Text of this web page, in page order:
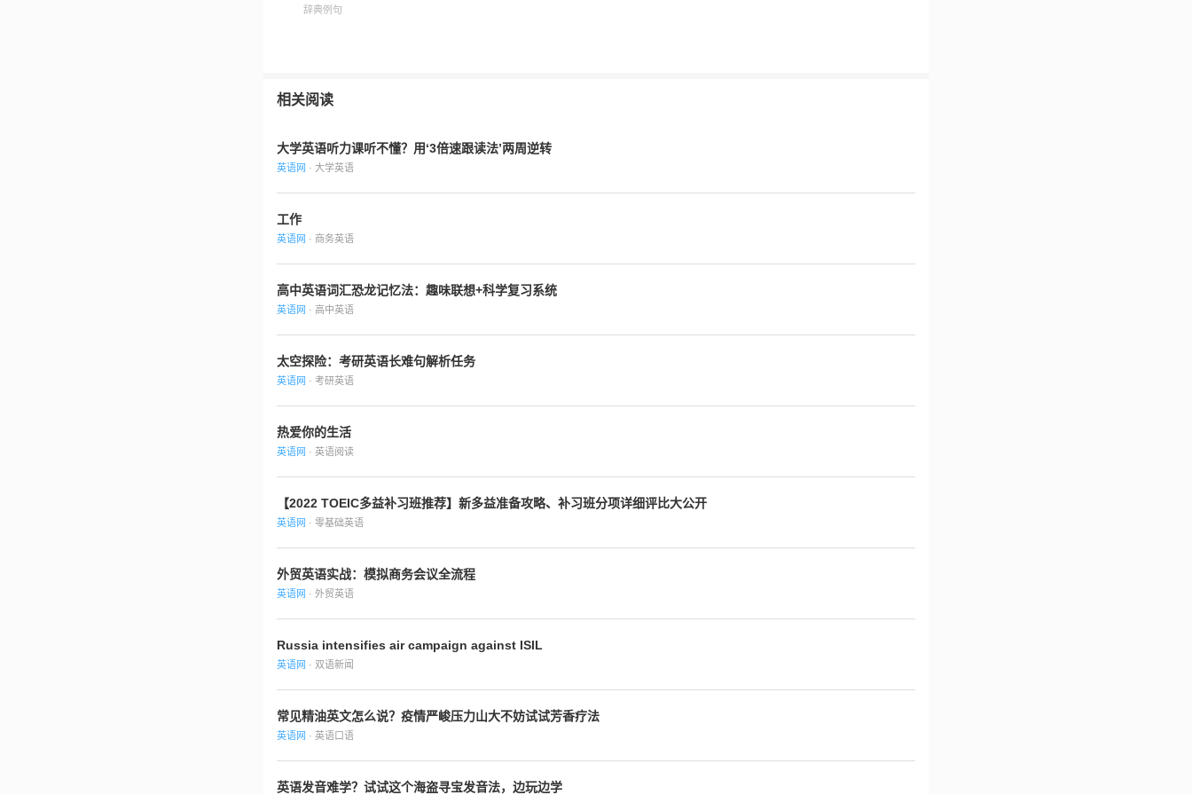
辞典例句
相关阅读
大学英语听力课听不懂？用‘3倍速跟读法’两周逆转
英语网 · 大学英语
工作
英语网 · 商务英语
高中英语词汇恐龙记忆法：趣味联想+科学复习系统
英语网 · 高中英语
太空探险：考研英语长难句解析任务
英语网 · 考研英语
热爱你的生活
英语网 · 英语阅读
【2022 TOEIC多益补习班推荐】新多益准备攻略、补习班分项详细评比大公开
英语网 · 零基础英语
外贸英语实战：模拟商务会议全流程
英语网 · 外贸英语
Russia intensifies air campaign against ISIL
英语网 · 双语新闻
常见精油英文怎么说？疫情严峻压力山大不妨试试芳香疗法
英语网 · 英语口语
英语发音难学？试试这个海盗寻宝发音法，边玩边学